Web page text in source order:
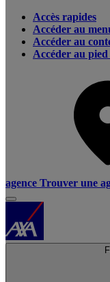
Accès rapides
Accéder au
Accéder au
Accéder au pied
agence Trouver une